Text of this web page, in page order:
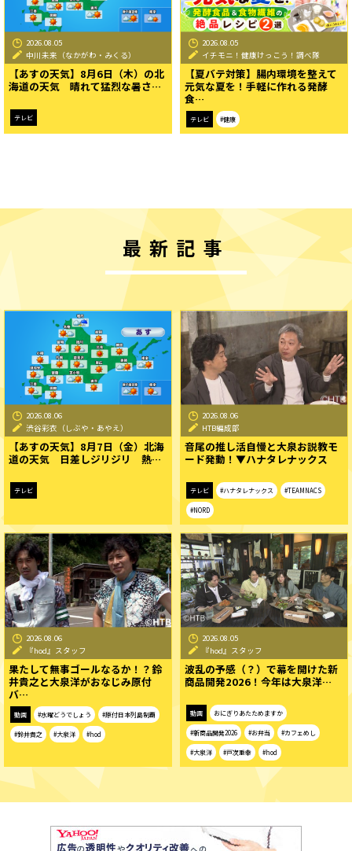
2026.08.05
中川未来（なかがわ・みくる）
【あすの天気】8月6日（木）の北
海道の天気 晴れて猛烈な暑さ…
テレビ
2026.08.05
イチモニ！健康けっこう！調べ隊
【夏バテ対策】腸内環境を整えて
元気な夏を！手軽に作れる発酵
食…
テレビ #健康
最新記事
2026.08.06
渋谷彩衣（しぶや・あやえ）
【あすの天気】8月7日（金）北海
道の天気 日差しジリジリ 熱…
テレビ
2026.08.06
HTB編成部
音尾の推し活自慢と大泉お説教モ
ード発動！▼ハナタレナックス
テレビ #ハナタレナックス #TEAMNACS
#NORD
2026.08.06
『hod』スタッフ
果たして無事ゴールなるか！？鈴
井貴之と大泉洋がおなじみ原付
バ…
動画 #水曜どうでしょう #原付日本列島制覇
#鈴井貴之 #大泉洋 #hod
2026.08.05
『hod』スタッフ
波乱の予感（？）で幕を開けた新
商品開発2026！今年は大泉洋…
動画 おにぎりあたためますか
#新商品開発2026 #お弁当 #カフェめし
#大泉洋 #戸次重幸 #hod